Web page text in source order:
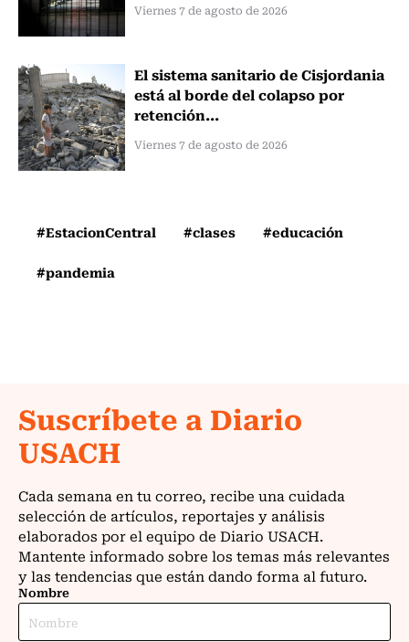
Viernes 7 de agosto de 2026
El sistema sanitario de Cisjordania
está al borde del colapso por
retención...
Viernes 7 de agosto de 2026
#EstacionCentral #clases
#educación
#pandemia